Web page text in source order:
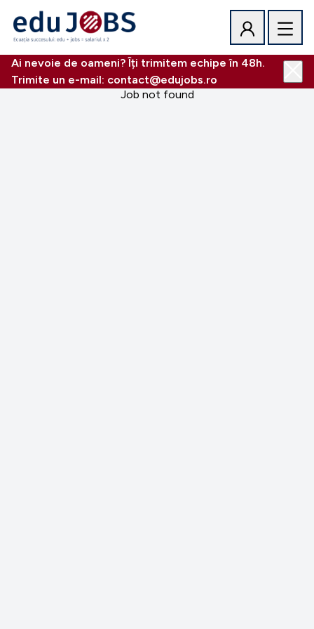
Ai nevoie de oameni? Îți trimitem echipe în 48h.
Trimite un e-mail: contact@edujobs.ro
Job not found